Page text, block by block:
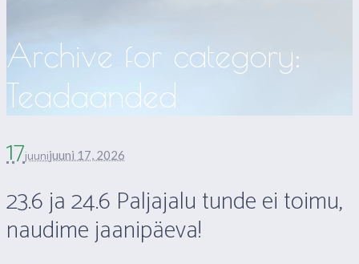
Archive for category:
Teadaanded
17juunijuuni 17, 2026
23.6 ja 24.6 Paljajalu tunde ei toimu,
naudime jaanipäeva!